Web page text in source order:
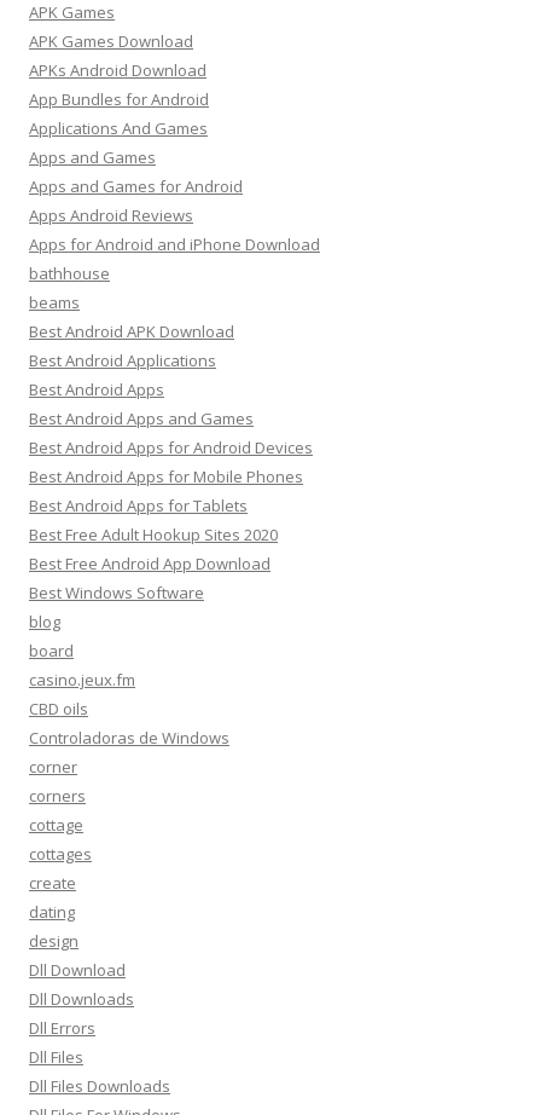
APK Games
APK Games Download
APKs Android Download
App Bundles for Android
Applications And Games
Apps and Games
Apps and Games for Android
Apps Android Reviews
Apps for Android and iPhone Download
bathhouse
beams
Best Android APK Download
Best Android Applications
Best Android Apps
Best Android Apps and Games
Best Android Apps for Android Devices
Best Android Apps for Mobile Phones
Best Android Apps for Tablets
Best Free Adult Hookup Sites 2020
Best Free Android App Download
Best Windows Software
blog
board
casino.jeux.fm
CBD oils
Controladoras de Windows
corner
corners
cottage
cottages
create
dating
design
Dll Download
Dll Downloads
Dll Errors
Dll Files
Dll Files Downloads